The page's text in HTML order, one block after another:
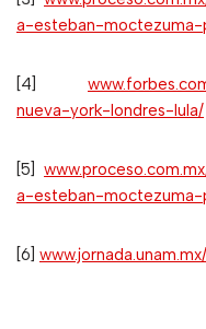
a-esteban-
[4]
nueva-york-londres-lula/
[5]
a-esteban-
[6]